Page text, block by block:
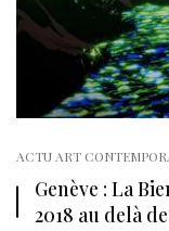
ACTU ART
Genève : La
2018 au delà